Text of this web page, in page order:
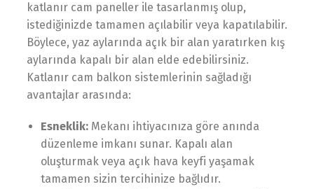
katlanır cam paneller ile tasarlanmış olup,
istediğinizde tamamen açılabilir veya kapatılabilir.
Böylece, yaz aylarında açık bir alan yaratırken kış
aylarında kapalı bir alan elde edebilirsiniz.
Katlanır cam balkon sistemlerinin sağladığı
avantajlar arasında:
Esneklik: Mekanı ihtiyacınıza göre anında
düzenleme imkanı sunar. Kapalı alan
oluşturmak veya açık hava keyfi yaşamak
tamamen sizin tercihinize bağlıdır.